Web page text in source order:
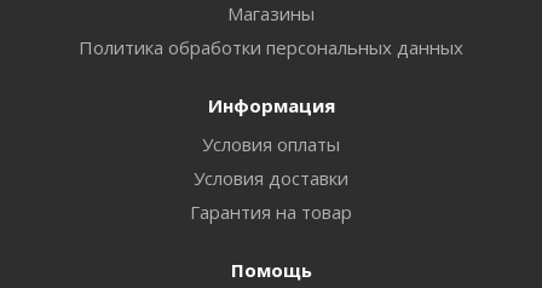
Магазины
Политика обработки персональных данных
Информация
Условия оплаты
Условия доставки
Гарантия на товар
Помощь